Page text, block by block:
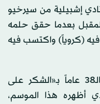
إشبيلية من سيرخيو
بعدما حقق حلمه
فيه (كروياً) واكتسب فيه
وتوجه النادي الأندلسي لابن الـ38 عاماً بـ«الشكر على
أظهره هذا الموسم،